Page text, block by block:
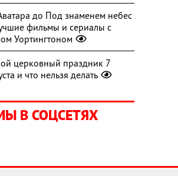
до Под знаменем небес
фильмы и сериалы с
Уортингтоном
церковный праздник 7
и что нельзя делать
В СОЦСЕТЯХ